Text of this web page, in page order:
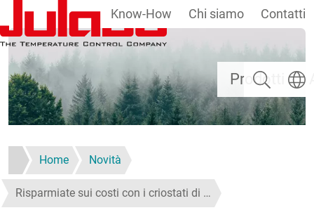
Salta al contenuto principale
Prodotti
Know-How Chi siamo Contatti
Ricerca
Home Novità
Risparmiate sui costi con i criostati di …